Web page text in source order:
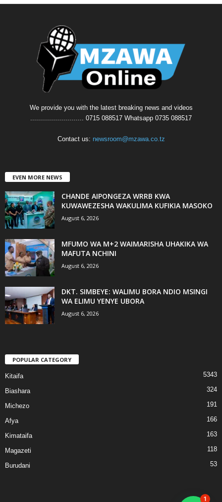
We provide you with the latest breaking news and videos
........................... 0715 088517 Whatsapp 0735 088517
Contact us: newsroom@mzawa.co.tz
EVEN MORE NEWS
CHANDE AIPONGEZA WRRB KWA
KUWAWEZESHA WAKULIMA KUFIKIA MASOKO
August 6, 2026
MFUMO WA M+2 WAIMARISHA UHAKIKA WA
MAFUTA NCHINI
August 6, 2026
DKT. SIMBEYE: WALIMU BORA NDIO MSINGI
WA ELIMU YENYE UBORA
August 6, 2026
POPULAR CATEGORY
Kitaifa 5343
Biashara 324
Michezo 191
Afya 166
Kimataifa 163
Magazeti 118
Burudani 53
1